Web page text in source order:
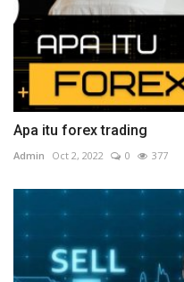
Apa itu forex trading
Admin Oct 2, 2022 0 377